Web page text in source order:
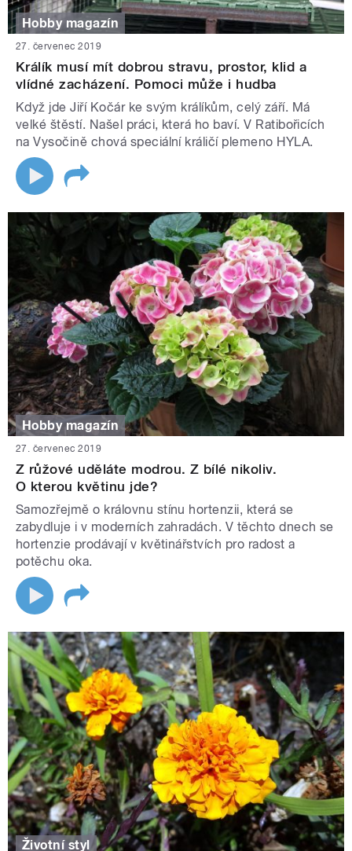
Hobby magazín
27. červenec 2019
Králík musí mít dobrou stravu, prostor, klid a
vlídné zacházení. Pomoci může i hudba
Když jde Jiří Kočár ke svým králíkům, celý září. Má
velké štěstí. Našel práci, která ho baví. V Ratibořicích
na Vysočině chová speciální králičí plemeno HYLA.
Hobby magazín
27. červenec 2019
Z růžové uděláte modrou. Z bílé nikoliv.
O kterou květinu jde?
Samozřejmě o královnu stínu hortenzii, která se
zabydluje i v moderních zahradách. V těchto dnech se
hortenzie prodávají v květinářstvích pro radost a
potěchu oka.
Životní styl